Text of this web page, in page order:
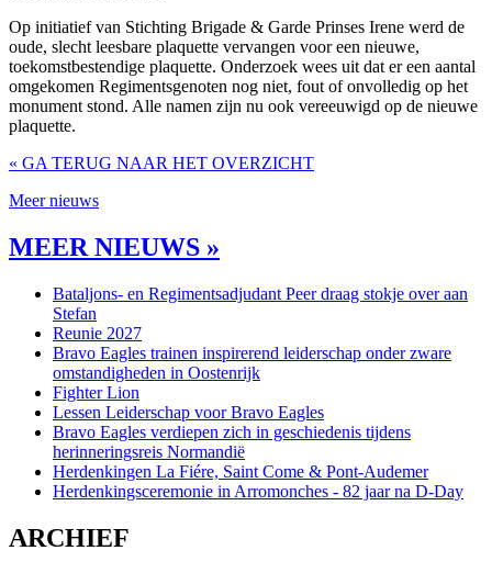
Op initiatief van Stichting Brigade & Garde Prinses Irene werd de
oude, slecht leesbare plaquette vervangen voor een nieuwe,
toekomstbestendige plaquette. Onderzoek wees uit dat er een aantal
omgekomen Regimentsgenoten nog niet, fout of onvolledig op het
monument stond. Alle namen zijn nu ook vereeuwigd op de nieuwe
plaquette.
« GA TERUG NAAR HET OVERZICHT
Meer nieuws
MEER NIEUWS »
Bataljons- en Regimentsadjudant Peer draag stokje over aan
Stefan
Reunie 2027
Bravo Eagles trainen inspirerend leiderschap onder zware
omstandigheden in Oostenrijk
Fighter Lion
Lessen Leiderschap voor Bravo Eagles
Bravo Eagles verdiepen zich in geschiedenis tijdens
herinneringsreis Normandië
Herdenkingen La Fiére, Saint Come & Pont-Audemer
Herdenkingsceremonie in Arromonches - 82 jaar na D-Day
ARCHIEF